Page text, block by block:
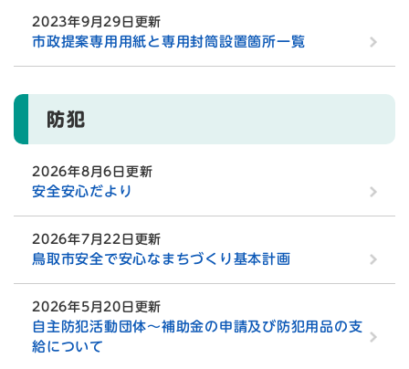
2023年9月29日更新
市政提案専用用紙と専用封筒設置箇所一覧
防犯
2026年8月6日更新
安全安心だより
2026年7月22日更新
鳥取市安全で安心なまちづくり基本計画
2026年5月20日更新
自主防犯活動団体～補助金の申請及び防犯用品の支
給について